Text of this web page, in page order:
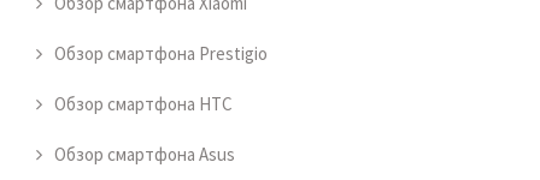
Обзор смартфона Prestigio
Обзор смартфона HTC
Обзор смартфона Asus